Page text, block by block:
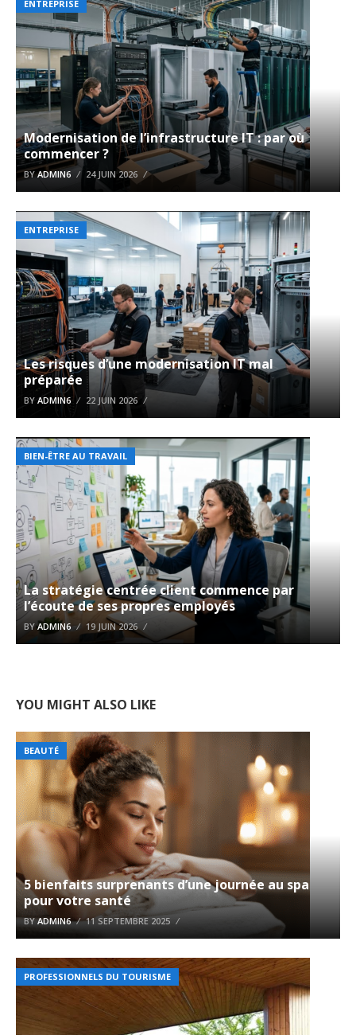
ENTREPRISE
Modernisation de l’infrastructure IT : par où
commencer ?
BYADMIN6 24 JUIN 2026
ENTREPRISE
Les risques d’une modernisation IT mal
préparée
BY ADMIN6 22 JUIN 2026
BIEN-ÊTRE AU TRAVAIL
La stratégie centrée client commence par
l’écoute de ses propres employés
BYADMIN6 19 JUIN 2026
YOU MIGHT ALSO LIKE
BEAUTÉ
5 bienfaits surprenants d’une journée au spa
pour votre santé
BYADMIN6 11 SEPTEMBRE 2025
PROFESSIONNELS DU TOURISME